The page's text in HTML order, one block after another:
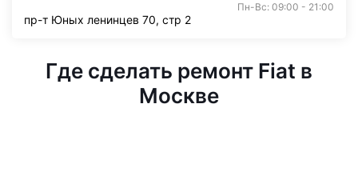
Пн-Вс: 09:00 - 21:00
пр-т Юных ленинцев 70, стр 2
Где сделать ремонт Fiat в
Москве